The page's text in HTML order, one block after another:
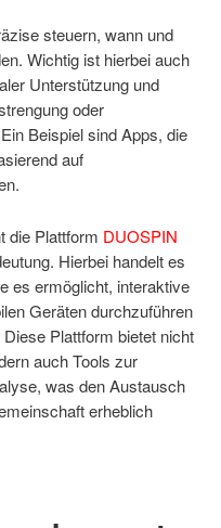
steuern, wann und
Wichtig ist hierbei auch
Unterstützung und
oder
Beispiel sind Apps, die
auf
die Plattform DUOSPIN
Hierbei handelt es
es ermöglicht, interaktive
Geräten durchzuführen
Plattform bietet nicht
auch Tools zur
was den Austausch
erheblich